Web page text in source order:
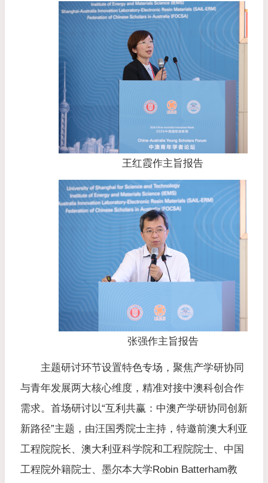
王红霞作主旨报告
张强作主旨报告
主题研讨环节设置特色专场，聚焦产学研协同
与青年发展两大核心维度，精准对接中澳科创合作
需求。首场研讨以“互利共赢：中澳产学研协同创新
新路径”主题，由汪国秀院士主持，特邀前澳大利亚
工程院院长、澳大利亚科学院和工程院院士、中国
工程院外籍院士、墨尔本大学Robin Batterham教